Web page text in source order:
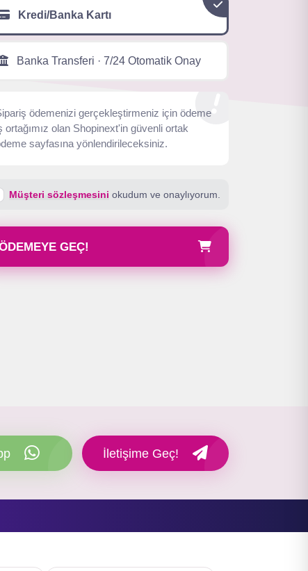
Kredi/Banka Kartı
Banka Transferi · 7/24 Otomatik Onay
ödemenizi gerçekleştirmeniz için ödeme
ortağımız olan Shopinext'in güvenli ortak
sayfasına yönlendirileceksiniz.
Müşteri sözleşmesini okudum ve onaylıyorum.
GEÇ!
İletişime Geç!